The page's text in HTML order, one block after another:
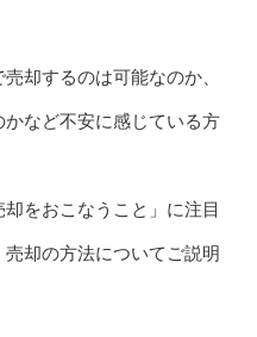
却するのは可能なのか、
など不安に感じている方
をおこなうこと」に注目
却の方法についてご説明